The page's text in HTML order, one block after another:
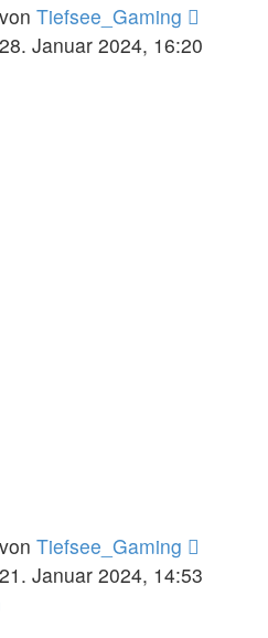
von Tiefsee_Gaming
28. Januar 2024, 16:20
von Tiefsee_Gaming
21. Januar 2024, 14:53